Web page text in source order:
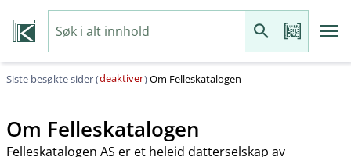
Siste besøkte sider (deaktiver)Om Felleskatalogen
Om Felleskatalogen
Felleskatalogen AS er et heleid datterselskap av